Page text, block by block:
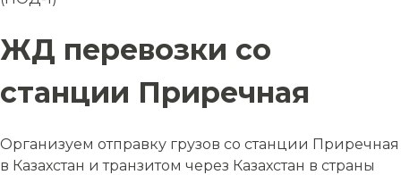
ЖД перевозки со
станции Приречная
Организуем отправку грузов со станции Приречная
в Казахстан и транзитом через Казахстан в страны